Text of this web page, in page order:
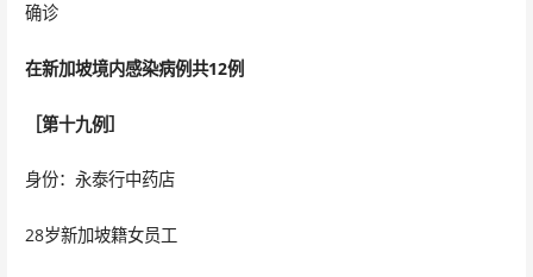
确诊
在新加坡境内感染病例共12例
［第十九例］
身份：永泰行中药店
28岁新加坡籍女员工